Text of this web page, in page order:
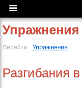
Упражнения
Перейти: Упражнения
Разгибания